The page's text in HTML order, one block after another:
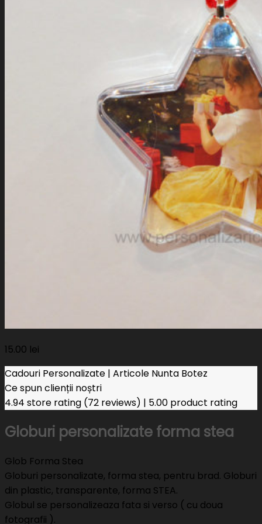
15.00 lei
Cadouri Personalizate | Articole Nunta Botez
Ce spun clienții noștri
4.94 store rating (72 reviews) | 5.00 product rating
Globuri personalizate forma stea
Glob Forma Stea
Globuri personalizate, forma stea, pentru brad. Globuri
din plastic, transparente, forma STEA.
Globul se personalizeaza fata si verso ( cu doua
fotografii ).